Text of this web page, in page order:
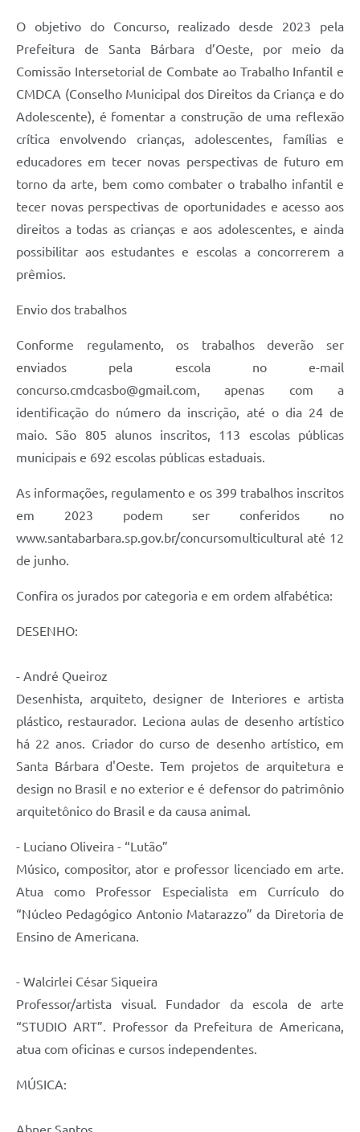
O objetivo do Concurso, realizado desde 2023 pela
Prefeitura de Santa Bárbara d’Oeste, por meio da
Comissão Intersetorial de Combate ao Trabalho Infantil e
CMDCA (Conselho Municipal dos Direitos da Criança e do
Adolescente), é fomentar a construção de uma reflexão
crítica envolvendo crianças, adolescentes, famílias e
educadores em tecer novas perspectivas de futuro em
torno da arte, bem como combater o trabalho infantil e
tecer novas perspectivas de oportunidades e acesso aos
direitos a todas as crianças e aos adolescentes, e ainda
possibilitar aos estudantes e escolas a concorrerem a
prêmios.
Envio dos trabalhos
Conforme regulamento, os trabalhos deverão ser
enviados pela escola no e-mail
concurso.cmdcasbo@gmail.com, apenas com a
identificação do número da inscrição, até o dia 24 de
maio. São 805 alunos inscritos, 113 escolas públicas
municipais e 692 escolas públicas estaduais.
As informações, regulamento e os 399 trabalhos inscritos
em 2023 podem ser conferidos no
www.santabarbara.sp.gov.br/concursomulticultural até 12
de junho.
Confira os jurados por categoria e em ordem alfabética:
DESENHO:
- André Queiroz
Desenhista, arquiteto, designer de Interiores e artista
plástico, restaurador. Leciona aulas de desenho artístico
há 22 anos. Criador do curso de desenho artístico, em
Santa Bárbara d'Oeste. Tem projetos de arquitetura e
design no Brasil e no exterior e é defensor do patrimônio
arquitetônico do Brasil e da causa animal.
- Luciano Oliveira - “Lutão”
Músico, compositor, ator e professor licenciado em arte.
Atua como Professor Especialista em Currículo do
“Núcleo Pedagógico Antonio Matarazzo” da Diretoria de
Ensino de Americana.
- Walcirlei César Siqueira
Professor/artista visual. Fundador da escola de arte
“STUDIO ART”. Professor da Prefeitura de Americana,
atua com oficinas e cursos independentes.
MÚSICA: